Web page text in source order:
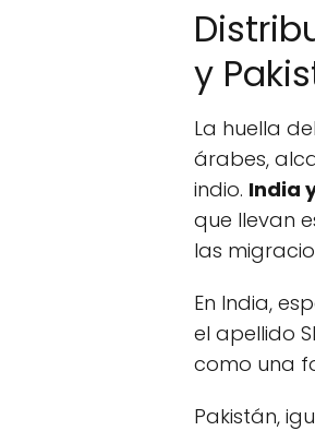
y
La huella
árabes,
indio. India
que llevan
las
En India,
el apellido
como una
Pakistán,